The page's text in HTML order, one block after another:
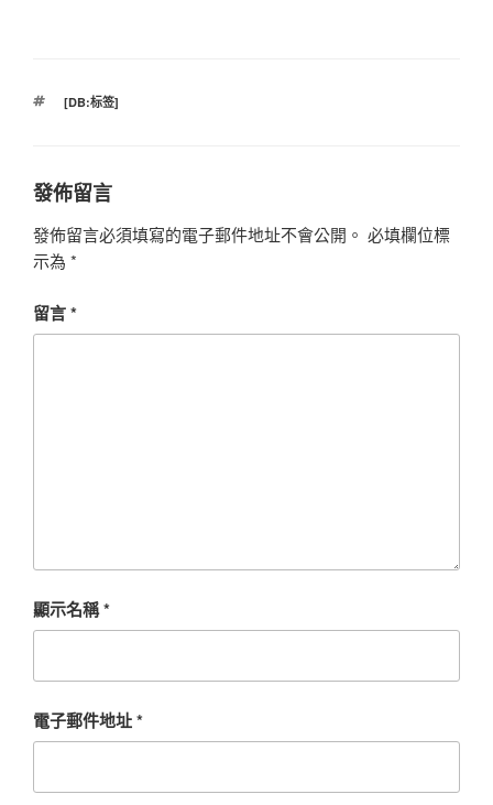
標
[DB:标签]
發佈留言
發佈留言必須填寫的電子郵件地址不會公開。 必填欄位標
示為 *
留言*
顯示名稱*
電子郵件地址*